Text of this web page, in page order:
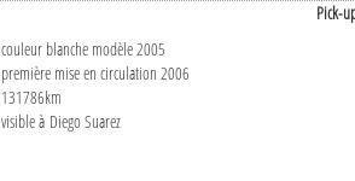
Pick-
couleur blanche modèle 2005
première mise en circulation 2006
131786km
visible à Diego Suarez